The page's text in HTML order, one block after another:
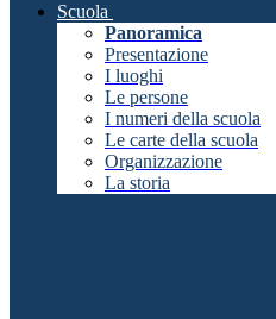
Scuola
Panoramica
Presentazione
I luoghi
Le persone
I numeri della scuola
Le carte della scuola
Organizzazione
La storia